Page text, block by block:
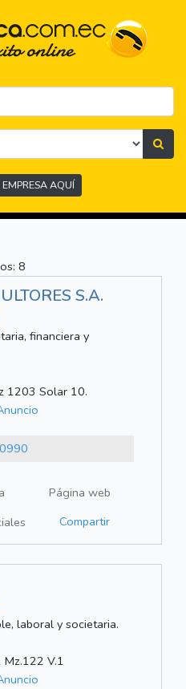
EMPRESA AQUÍ
8
S.A.
financiera y
1203 Solar 10.
Página web
Compartir
laboral y societaria.
Mz.122 V.1